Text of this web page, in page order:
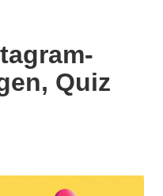
Quiz